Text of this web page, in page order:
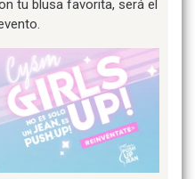
tu blusa favorita, será el